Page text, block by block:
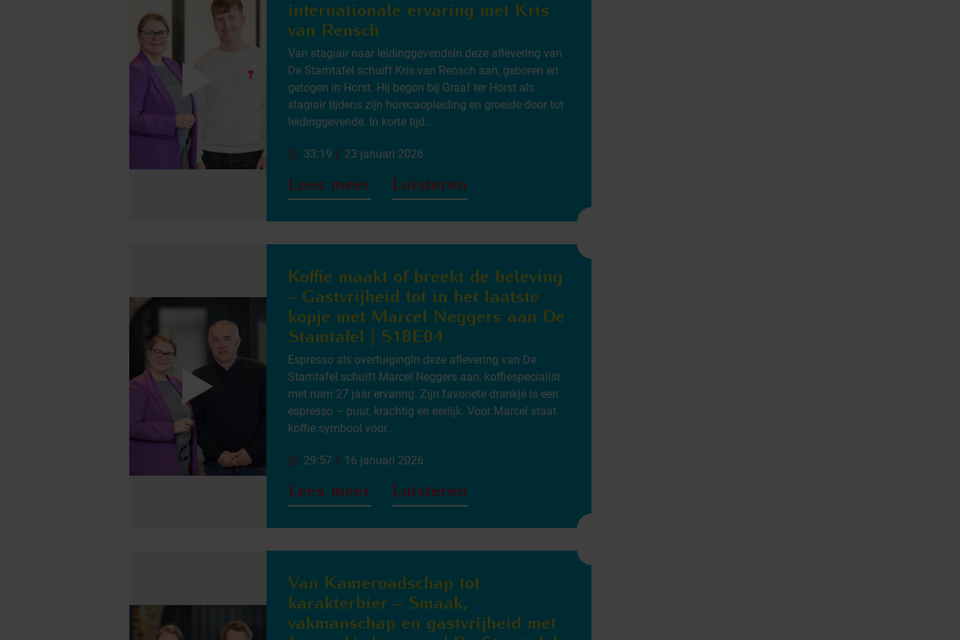
internationale ervaring met Kris
van Rensch
Van stagiair naar leidinggevendeIn deze aflevering van
De Stamtafel schuift Kris van Rensch aan, geboren en
getogen in Horst. Hij begon bij Graaf ter Horst als
stagiair tijdens zijn horecaopleiding en groeide door tot
leidinggevende. In korte tijd...
33:19 / 23 januari 2026
Lees meer Luisteren
Koffie maakt of breekt de beleving
– Gastvrijheid tot in het laatste
kopje met Marcel Neggers aan De
Stamtafel | S18E04
Espresso als overtuigingIn deze aflevering van De
Stamtafel schuift Marcel Neggers aan, koffiespecialist
met ruim 27 jaar ervaring. Zijn favoriete drankje is een
espresso – puur, krachtig en eerlijk. Voor Marcel staat
koffie symbool voor...
29:57 / 16 januari 2026
Lees meer Luisteren
Van Kameroadschap tot
karakterbier – Smaak,
vakmanschap en gastvrijheid met